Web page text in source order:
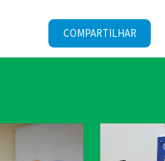
COMPARTILHAR